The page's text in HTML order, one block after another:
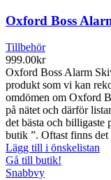
Oxford Boss
Tillbehör
999.00kr
Oxford Boss Alarm
produkt som vi kan
omdömen om Oxford
på nätet och därför
det bästa och billigaste
butik ”. Oftast finns
Lägg till i önskelistan
Gå till butik!
Snabbvy